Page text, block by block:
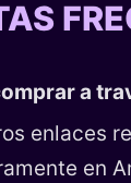
a
enlaces
en